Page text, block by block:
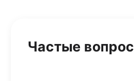
Частые